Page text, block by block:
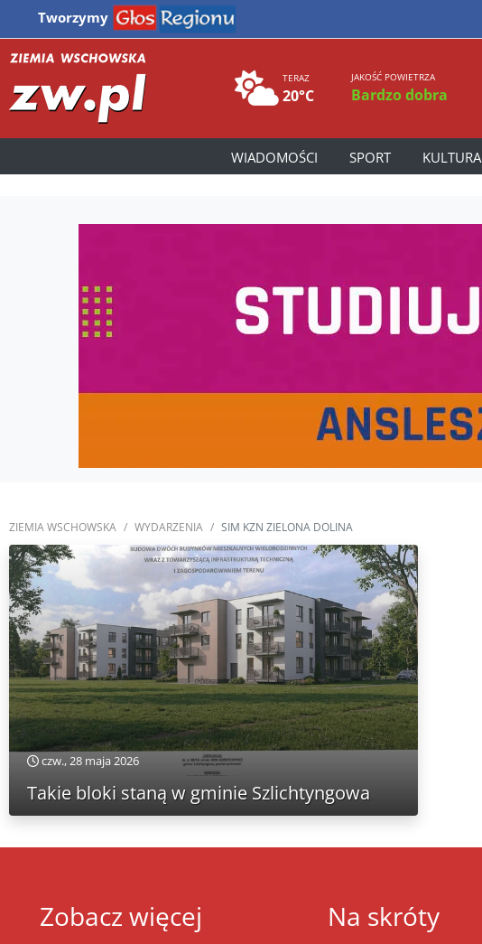
Tworzymy
TERAZ
20°C
JAKOŚĆ POWIETRZA
Bardzo dobra
WIADOMOŚCI SPORT KULTURA
ZIEMIA WSCHOWSKA WYDARZENIA SIM KZN ZIELONA DOLINA
czw., 28 maja 2026
Takie bloki staną w gminie Szlichtyngowa
Zobacz więcej Na skróty